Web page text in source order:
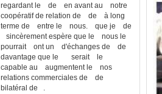
regardant le de en avant au notre
coopératif de relation de de à long
terme de entre le nous. que je de
sincèrement espère que le nous le
pourrait ont un d'échanges de de
davantage que le serait le
capable au augmentent le nos
relations commerciales de de
bilatéral de .